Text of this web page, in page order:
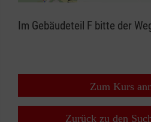
⇧
Im Gebäudeteil F bitte der
Zum Kurs
Zurück zu den